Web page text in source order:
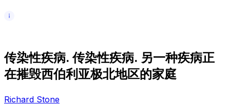
传染性疾病. 传染性疾病. 另一种疾病正
在摧毁西伯利 亚极北地区的家庭
Richard Stone